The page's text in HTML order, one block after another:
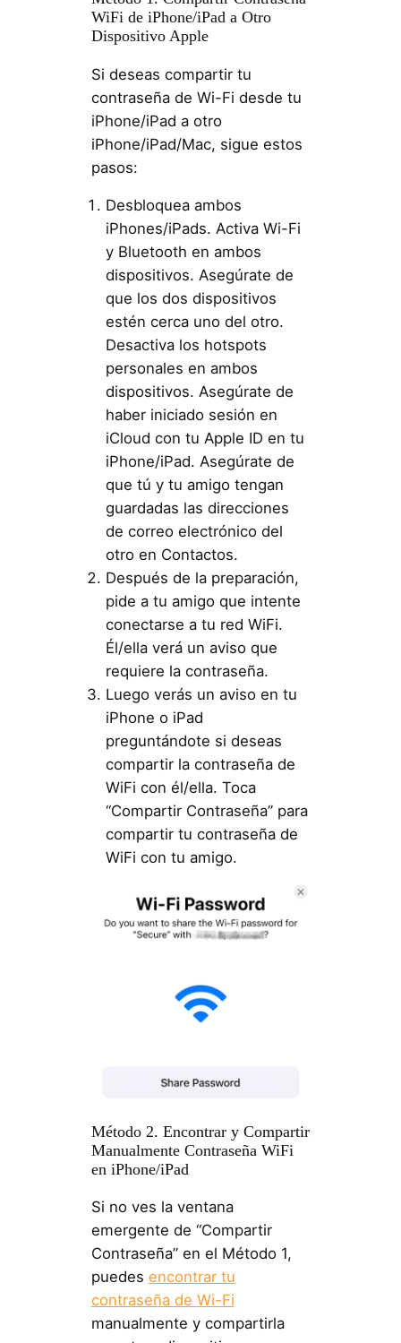
WiFi de iPhone/iPad a Otro
Dispositivo Apple
Si deseas compartir tu
contraseña de Wi-Fi desde tu
iPhone/iPad a otro
iPhone/iPad/Mac, sigue estos
pasos:
Desbloquea ambos
iPhones/iPads. Activa Wi-Fi
y Bluetooth en ambos
dispositivos. Asegúrate de
que los dos dispositivos
estén cerca uno del otro.
Desactiva los hotspots
personales en ambos
dispositivos. Asegúrate de
haber iniciado sesión en
iCloud con tu Apple ID en tu
iPhone/iPad. Asegúrate de
que tú y tu amigo tengan
guardadas las direcciones
de correo electrónico del
otro en Contactos.
Después de la preparación,
pide a tu amigo que intente
conectarse a tu red WiFi.
Él/ella verá un aviso que
requiere la contraseña.
Luego verás un aviso en tu
iPhone o iPad
preguntándote si deseas
compartir la contraseña de
WiFi con él/ella. Toca
“Compartir Contraseña” para
compartir tu contraseña de
WiFi con tu amigo.
Método 2. Encontrar y Compartir
Manualmente Contraseña WiFi
en iPhone/iPad
Si no ves la ventana
emergente de “Compartir
Contraseña” en el Método 1,
puedes encontrar tu
contraseña de Wi-Fi
manualmente y compartirla